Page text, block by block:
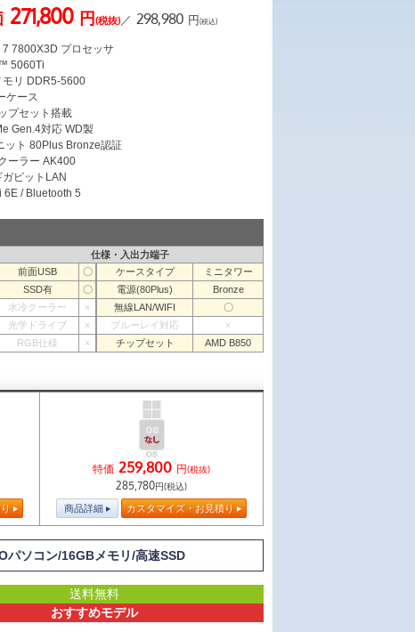
271,800 円(税抜)／ 298,980 円(税込)
7800X3D プロセッサ
5060Ti
リ DDR5-5600
ケース
プセット搭載
Gen.4対応 WD製
ット 80Plus Bronze認証
ーラー AK400
ビットLAN
6E / Bluetooth 5
仕様・入出力端子
前面USB 〇 ケースタイプ
ミニタワー
SSD有 〇 電源(80Plus)
Bronze
水冷クーラー × 無線LAN/WIFI
〇
光学ドライブ × ブルーレイ対応
×
RGB仕様 × チップセット AMD B850
特価 259,800 円(税抜)
285,780円(税込)
商品詳細 カスタマイズ・お見積り
ソコン/16GBメモリ/高速SSD
送料無料
おすすめモデル